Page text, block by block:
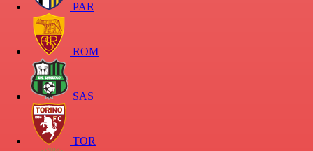
PAR
ROM
SAS
TOR